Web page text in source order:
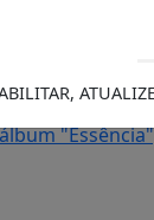
TERRAÇO
e lazer na
Farol